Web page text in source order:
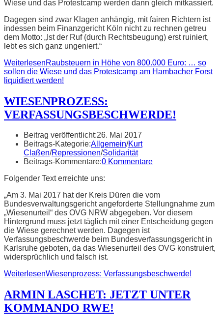
Wiese und das Protestcamp werden dann gleich mitkassiert.
Dagegen sind zwar Klagen anhängig, mit fairen Richtern ist
indessen beim Finanzgericht Köln nicht zu rechnen getreu
dem Motto: „Ist der Ruf (durch Rechtsbeugung) erst ruiniert,
lebt es sich ganz ungeniert.“
WeiterlesenRaubsteuern in Höhe von 800.000 Euro: … so
sollen die Wiese und das Protestcamp am Hambacher Forst
liquidiert werden!
WIESENPROZESS:
VERFASSUNGSBESCHWERDE!
Beitrag veröffentlicht:26. Mai 2017
Beitrags-Kategorie:Allgemein/Kurt
Claßen/Repressionen/Solidarität
Beitrags-Kommentare:0 Kommentare
Folgender Text erreichte uns:
„Am 3. Mai 2017 hat der Kreis Düren die vom
Bundesverwaltungsgericht angeforderte Stellungnahme zum
„Wiesenurteil“ des OVG NRW abgegeben. Vor diesem
Hintergrund muss jetzt täglich mit einer Entscheidung gegen
die Wiese gerechnet werden. Dagegen ist
Verfassungsbeschwerde beim Bundesverfassungsgericht in
Karlsruhe geboten, da das Wiesenurteil des OVG konstruiert,
widersprüchlich und falsch ist.
WeiterlesenWiesenprozess: Verfassungsbeschwerde!
ARMIN LASCHET: JETZT UNTER
KOMMANDO RWE!